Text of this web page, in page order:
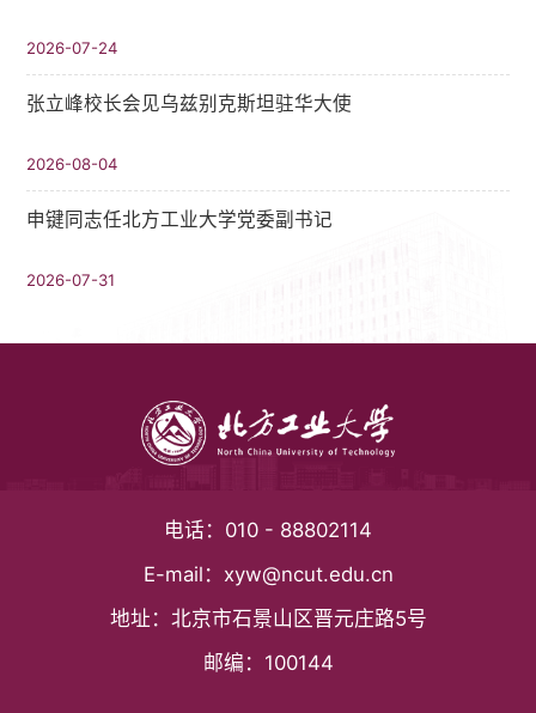
2026-07-24
张立峰校长会见乌兹别克斯坦驻华大使
2026-08-04
申键同志任北方工业大学党委副书记
2026-07-31
电话： 010 - 88802114
E-mail： xyw@ncut.edu.cn
地址： 北京市石景山区晋元庄路5号
邮编： 100144